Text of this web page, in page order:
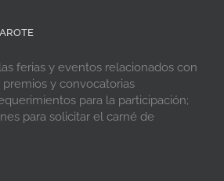
ferias y eventos relacionados con
premios y convocatorias
para la participación;
para solicitar el carné de